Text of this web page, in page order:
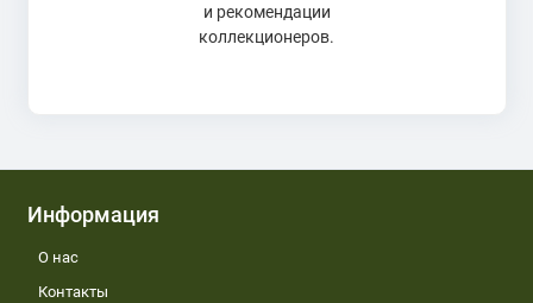
и рекомендации
коллекционеров.
Информация
О нас
Контакты